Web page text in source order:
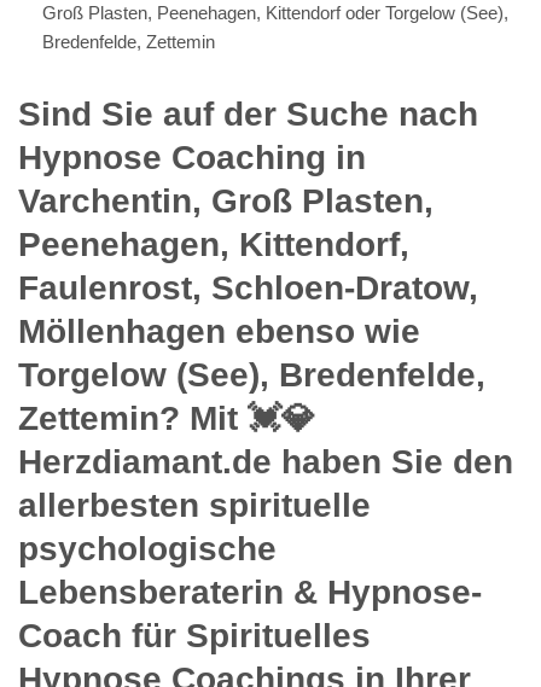
Groß Plasten, Peenehagen, Kittendorf oder Torgelow (See),
Bredenfelde, Zettemin
Sind Sie auf der Suche nach
Hypnose Coaching in
Varchentin, Groß Plasten,
Peenehagen, Kittendorf,
Faulenrost, Schloen-Dratow,
Möllenhagen ebenso wie
Torgelow (See), Bredenfelde,
Zettemin? Mit 💓️💎
Herzdiamant.de haben Sie den
allerbesten spirituelle
psychologische
Lebensberaterin & Hypnose-
Coach für Spirituelles
Hypnose Coachings in Ihrer